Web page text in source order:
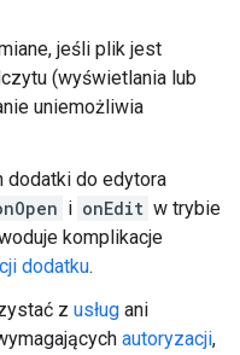
jeśli plik jest
(wyświetlania lub
uniemożliwia
dodatki do edytora
i onEdit w trybie
komplikacje
dodatku.
z usług ani
autoryzacji,